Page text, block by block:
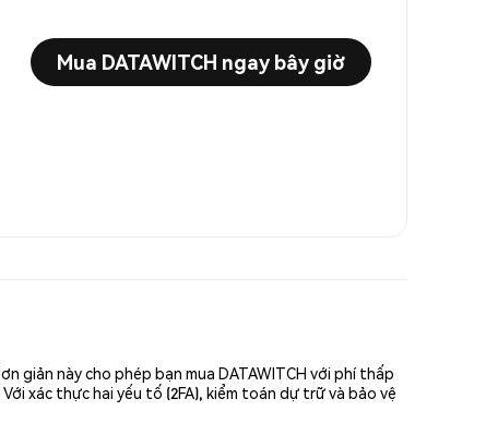
Mua DATAWITCH ngay bây giờ
giản này cho phép bạn mua DATAWITCH với phí thấp
xác thực hai yếu tố (2FA), kiểm toán dự trữ và bảo vệ